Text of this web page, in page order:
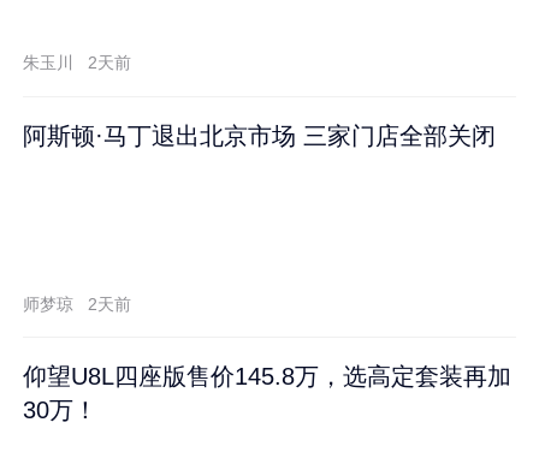
朱玉川 2天前
阿斯顿·马丁退出北京市场 三家门店全部关闭
师梦琼 2天前
仰望U8L四座版售价145.8万，选高定套装再加
30万！